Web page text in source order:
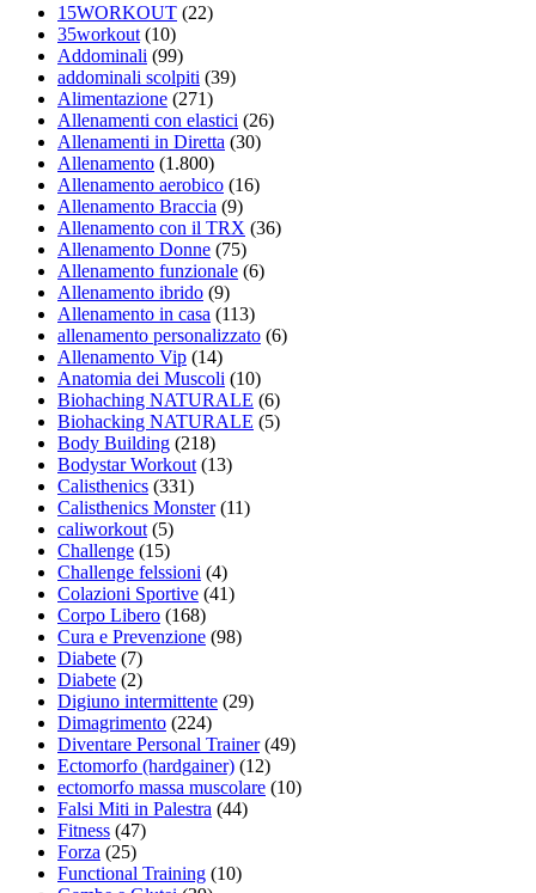
15WORKOUT (22)
35workout (10)
Addominali (99)
addominali scolpiti (39)
Alimentazione (271)
Allenamenti con elastici (26)
Allenamenti in Diretta (30)
Allenamento (1.800)
Allenamento aerobico (16)
Allenamento Braccia (9)
Allenamento con il TRX (36)
Allenamento Donne (75)
Allenamento funzionale (6)
Allenamento ibrido (9)
Allenamento in casa (113)
allenamento personalizzato (6)
Allenamento Vip (14)
Anatomia dei Muscoli (10)
Biohaching NATURALE (6)
Biohacking NATURALE (5)
Body Building (218)
Bodystar Workout (13)
Calisthenics (331)
Calisthenics Monster(11)
caliworkout (5)
Challenge (15)
Challenge felssioni (4)
Colazioni Sportive (41)
Corpo Libero (168)
Cura e Prevenzione (98)
Diabete (7)
Diabete (2)
Digiuno intermittente (29)
Dimagrimento (224)
Diventare Personal Trainer(49)
Ectomorfo (hardgainer) (12)
ectomorfo massa muscolare (10)
Falsi Miti in Palestra (44)
Fitness (47)
Forza (25)
Functional Training (10)